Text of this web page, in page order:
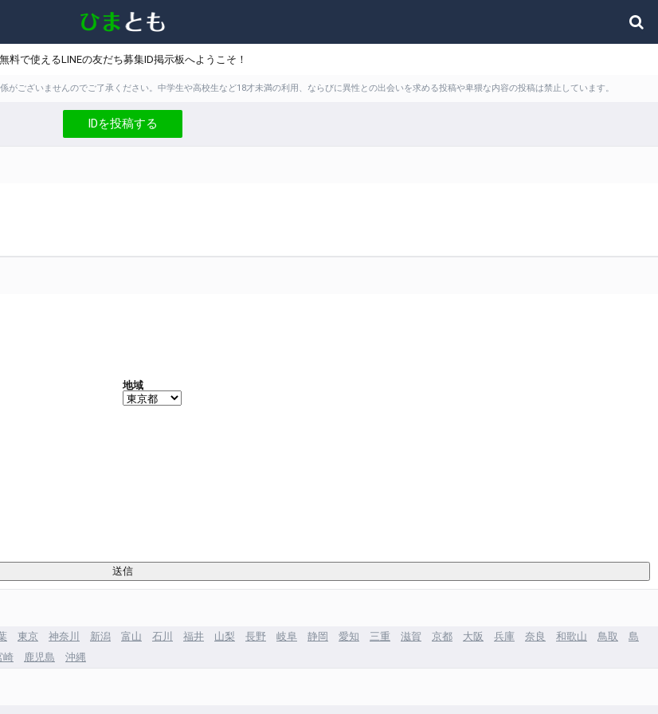
無料で使えるLINEの友だち募集ID掲示板へようこそ！
ございませんのでご了承ください。中学生や高校生など18才未満の利用、ならびに異性との出会いを求める投稿や卑猥な内容の投稿は禁止しています。
IDを投稿する
地域
東京 神奈川 新潟 富山 石川 福井 山梨 長野 岐阜 静岡 愛知 三重 滋賀 京都 大阪 兵庫 奈良 和歌山 鳥取
島
崎 鹿児島 沖縄